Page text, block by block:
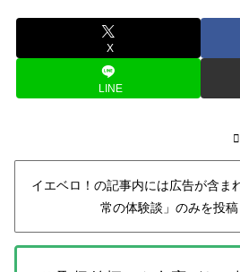
X
LINE
イエベロ！の記事内には広告が含ま
常の体験談」のみを投